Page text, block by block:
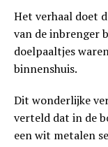
Het verhaal doet
van de inbrenger
doelpaaltjes
binnenshuis.
Dit wonderlijke
verteld dat in de
een wit metalen